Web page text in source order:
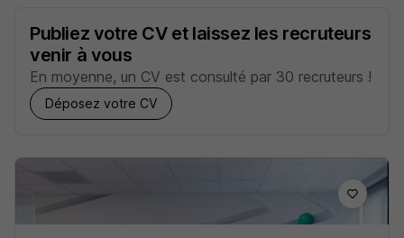
Publiez votre CV et laissez les recruteurs
venir à vous
En moyenne, un CV est consulté par 30 recruteurs !
Déposez votre CV